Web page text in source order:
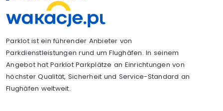
Parklot ist ein führender Anbieter von
Parkdienstleistungen rund um Flughäfen. In seinem
Angebot hat Parklot Parkplätze an Einrichtungen von
höchster Qualität, Sicherheit und Service-Standard an
Flughäfen weltweit.